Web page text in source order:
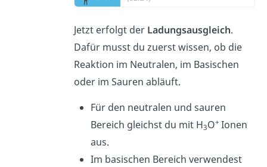
Jetzt erfolgt der Ladungsausgleich.
Dafür musst du zuerst wissen, ob die
Reaktion im Neutralen, im Basischen
oder im Sauren abläuft.
Für den neutralen und sauren
Bereich gleichst du mit H3O+ Ionen
aus.
Im basischen Bereich verwendest